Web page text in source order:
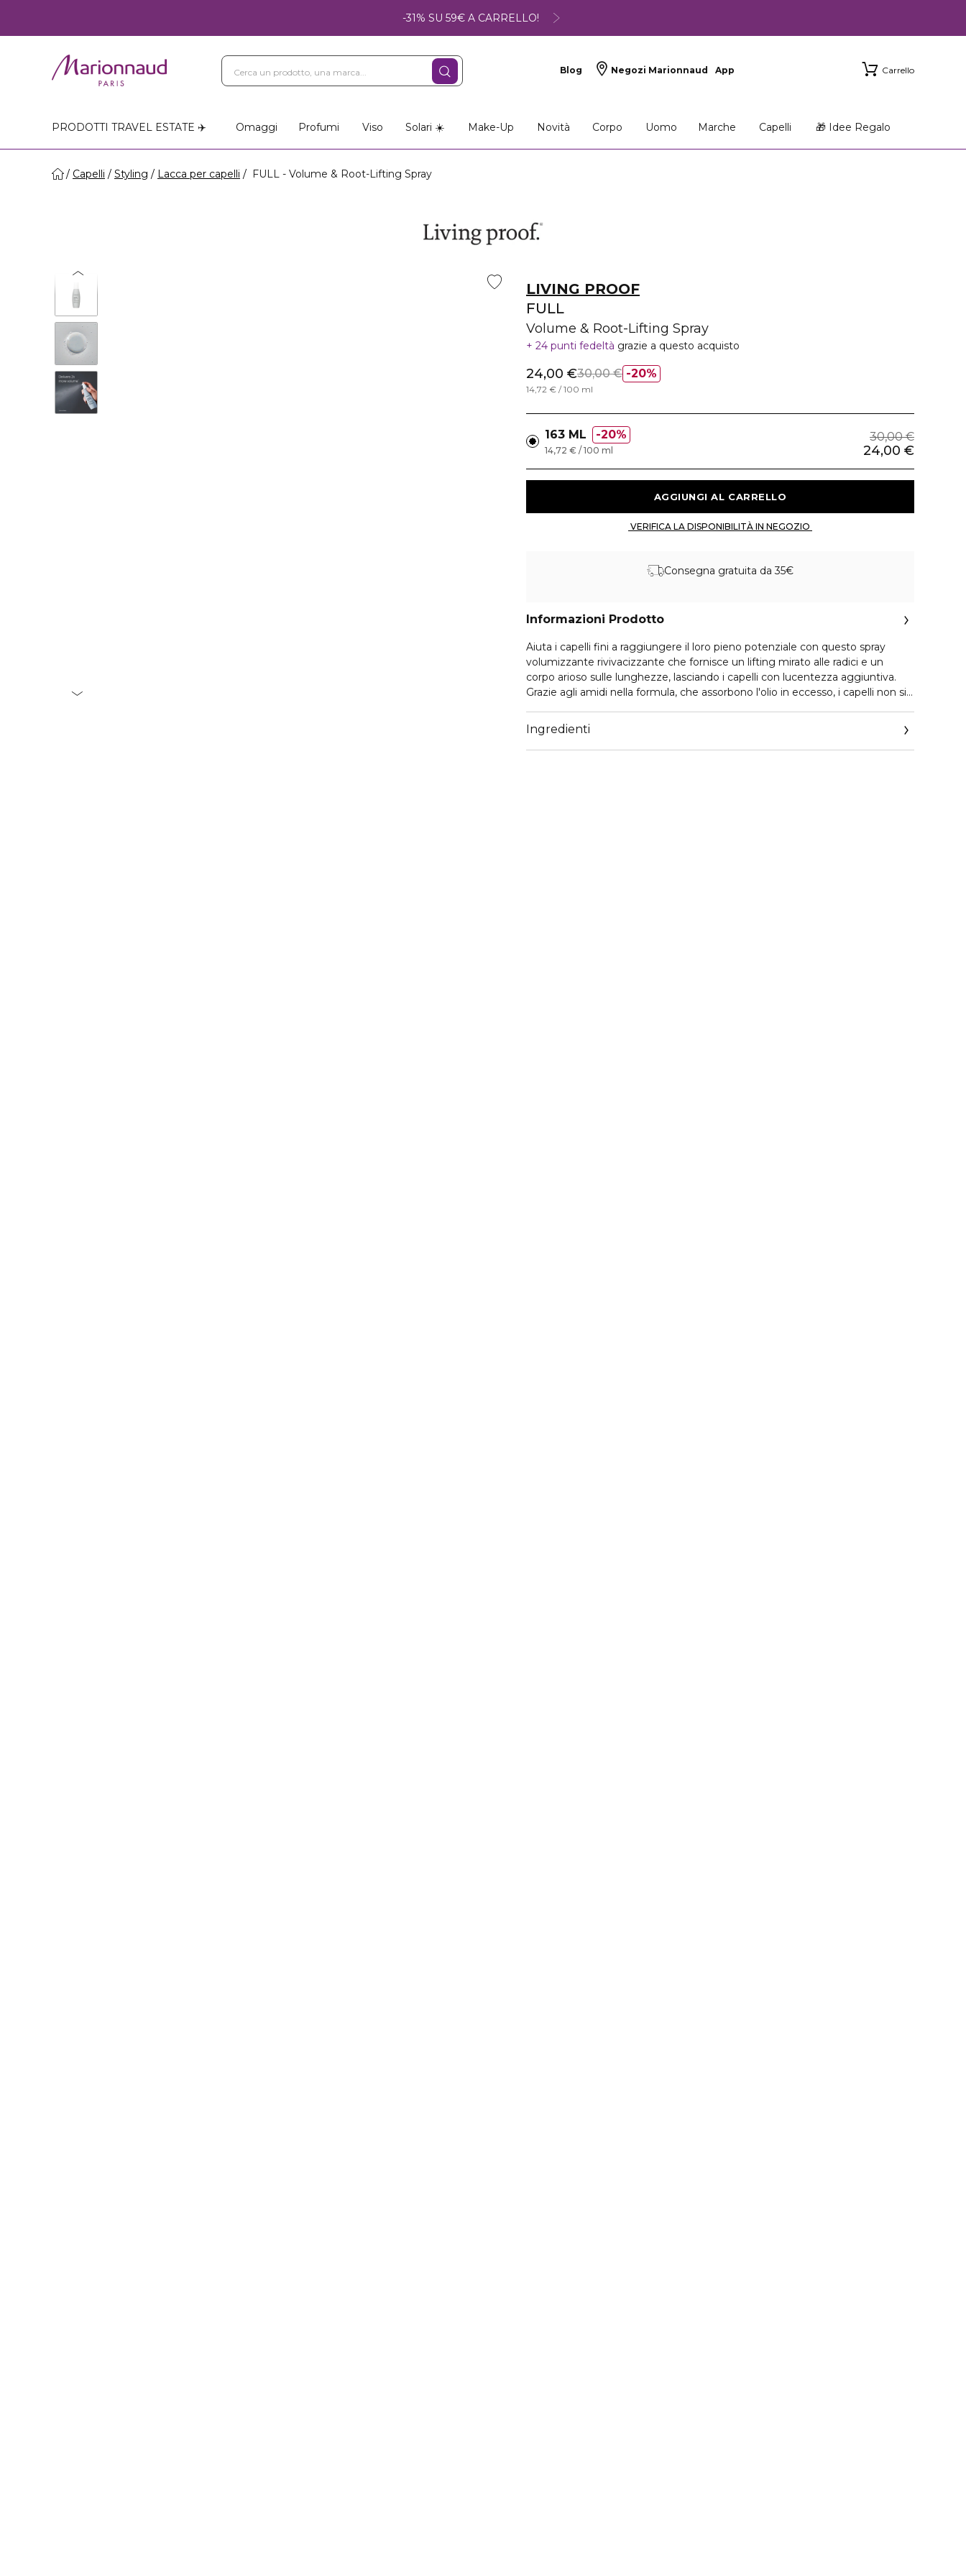
-31% SU 59€ A CARRELLO!
Blog Negozi Marionnaud App Carrello
PRODOTTI TRAVEL ESTATE ✈️ Omaggi Profumi Viso Solari ☀️ Make-Up Novità Corpo Uomo Marche Capelli 🎁 Idee Regalo
Capelli Styling Lacca per capelli FULL - Volume & Root-Lifting Spray
LIVING PROOF
FULL
Volume & Root-Lifting Spray
24 punti fedeltà grazie a questo acquisto
20%
24,00 €30,00 €
14,72 € / 100 ml
163 ML 20% 30,00 €
24,00 €
14,72 € / 100 ml
Consegna gratuita da 35€
Informazioni Prodotto
Aiuta i capelli fini a raggiungere il loro pieno potenziale con questo spray
volumizzante rivivacizzante che fornisce un lifting mirato alle radici e un
corpo arioso sulle lunghezze, lasciando i capelli con lucentezza aggiuntiva.
Grazie agli amidi nella formula, che assorbono l'olio in eccesso, i capelli non si
-Fornisce tenuta leggera e stile che dura tutto il giorno
-Aggiunge lucentezza naturale
-Crea un sollevamento duraturo alle radici
Ingredienti